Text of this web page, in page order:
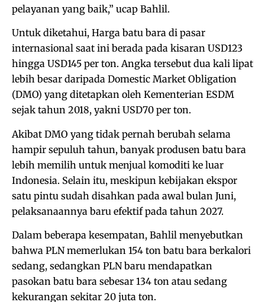
pelayanan yang baik,” ucap Bahlil.
Untuk diketahui, Harga batu bara di pasar
internasional saat ini berada pada kisaran USD123
hingga USD145 per ton. Angka tersebut dua kali lipat
lebih besar daripada Domestic Market Obligation
(DMO) yang ditetapkan oleh Kementerian ESDM
sejak tahun 2018, yakni USD70 per ton.
Akibat DMO yang tidak pernah berubah selama
hampir sepuluh tahun, banyak produsen batu bara
lebih memilih untuk menjual komoditi ke luar
Indonesia. Selain itu, meskipun kebijakan ekspor
satu pintu sudah disahkan pada awal bulan Juni,
pelaksanaannya baru efektif pada tahun 2027.
Dalam beberapa kesempatan, Bahlil menyebutkan
bahwa PLN memerlukan 154 ton batu bara berkalori
sedang, sedangkan PLN baru mendapatkan
pasokan batu bara sebesar 134 ton atau sedang
kekurangan sekitar 20 juta ton.